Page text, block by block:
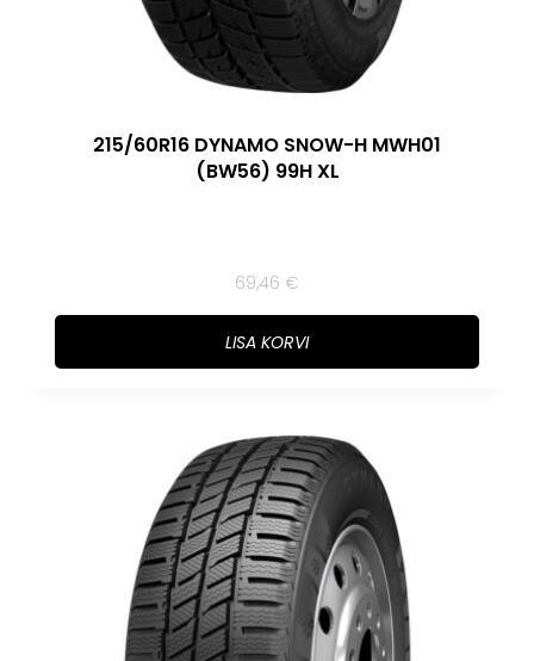
215/60R16 DYNAMO SNOW-H MWH01
(BW56) 99H XL
69,46 €
LISA KORVI